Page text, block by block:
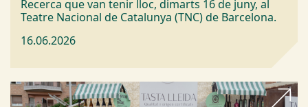
Recerca que van tenir lloc, dimarts 16 de juny, al
Teatre Nacional de Catalunya (TNC) de Barcelona.
16.06.2026